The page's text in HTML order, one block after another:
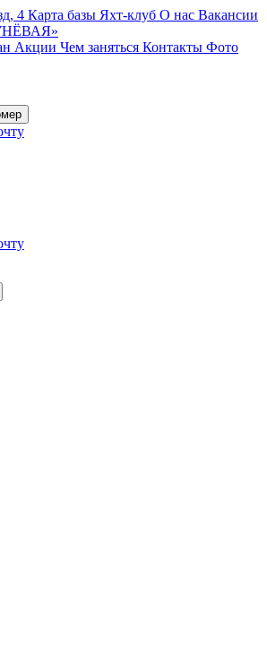
4 Карта базы Яхт-клуб О нас Вакансии
Акции Чем заняться Контакты Фото